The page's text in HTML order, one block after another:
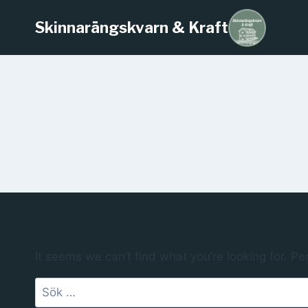
Skinnarängskvarn & Kraft
It seems we can’t find what you’re looking for.